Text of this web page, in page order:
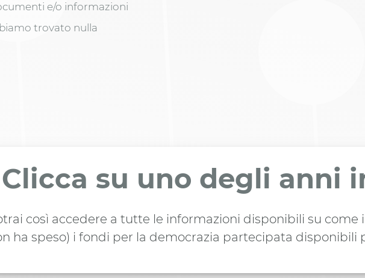
e/o informazioni
trovato nulla
Clicca su uno degli anni
così accedere a tutte le informazioni disponibili su come
ha speso) i fondi per la democrazia partecipata disponibili